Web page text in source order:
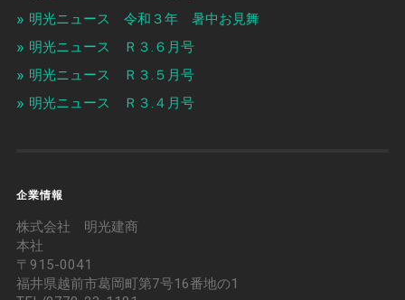
明光ニュース 令和３年 暑中お見舞
明光ニュース Ｒ３.６月号
明光ニュース Ｒ３.５月号
明光ニュース Ｒ３.４月号
企業情報
株式会社 明光建商
本社
〒915-0041
福井県越前市葛岡町第7号16番地の1